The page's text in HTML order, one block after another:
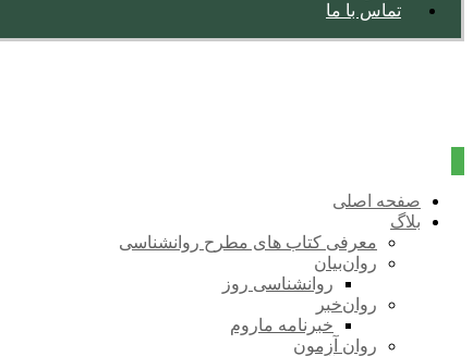
تماس با ما
صفحه اصلی
بلاگ
معرفی کتاب های مطرح روانشناسی
روان‌بیان
روانشناسی روز
روان‌خبر
خبرنامه ماروم
روان آزمون